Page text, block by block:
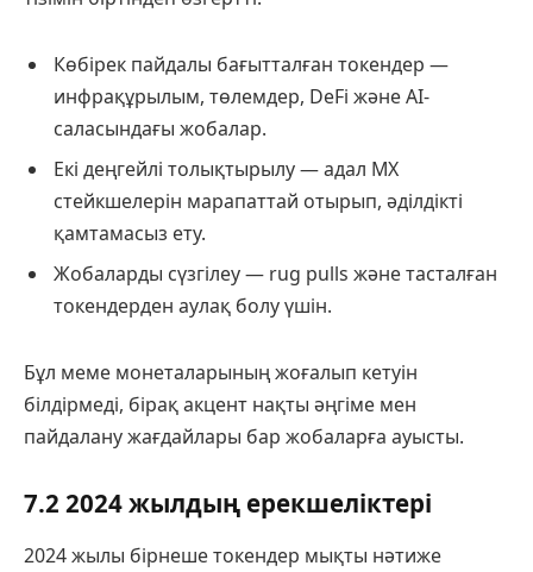
Көбірек пайдалы бағытталған токендер —
инфрақұрылым, төлемдер, DeFi және AI-
саласындағы жобалар.
Екі деңгейлі толықтырылу — адал MX
стейкшелерін марапаттай отырып, әділдікті
қамтамасыз ету.
Жобаларды сүзгілеу — rug pulls және тасталған
токендерден аулақ болу үшін.
Бұл меме монеталарының жоғалып кетуін
білдірмеді, бірақ акцент нақты әңгіме мен
пайдалану жағдайлары бар жобаларға ауысты.
7.2 2024 жылдың ерекшеліктері
2024 жылы бірнеше токендер мықты нәтиже